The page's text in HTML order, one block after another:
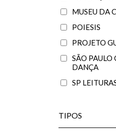
MUSEU DA
POIESIS
PROJETO
SÃO
DANÇA
SP
TIPOS